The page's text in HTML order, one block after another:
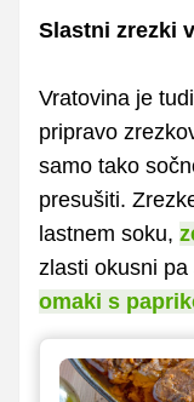
Slastni zrezki
Vratovina je
pripravo
samo tako
presušiti.
lastnem soku,
zlasti okusni
omaki s